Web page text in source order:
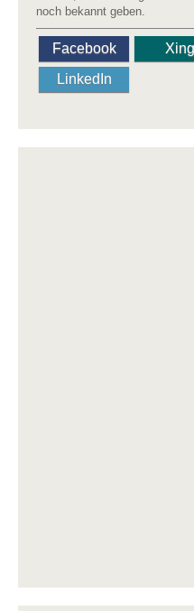
noch bekannt geben.
Facebook Xing
LinkedIn